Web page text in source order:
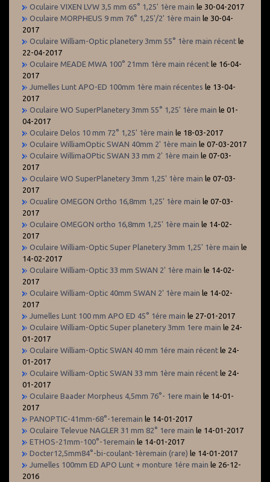
Oculaire VIXEN LVW 3,5 mm 65° 1,25' 1ère main le 30-04-2017
Oculaire MORPHEUS 9 mm 76° 1,25'/2' 1ère main le 30-04-
2017
Oculaire William-Optic planetery 3mm 55° 1ère main récent le
22-04-2017
Oculaire MEADE MWA 100° 21mm 1ère main récent le 16-04-
2017
Jumelles Lunt APO-ED 100mm 1ère main récentes le 13-04-
2017
Oculaire WO SuperPlanetery 3mm 55° 1,25' 1ère main le 01-
04-2017
Oculaire Delos 10 mm 72° 1,25' 1ère main le 18-03-2017
Oculaire WilliamOptic SWAN 40mm 2' 1ère main le 07-03-2017
Oculaire WillimaOPtic SWAN 33 mm 2' 1ère main le 07-03-
2017
Oculaire WO SuperPlanetery 3mm 1,25' 1ère main le 07-03-
2017
Ocualire OMEGON Ortho 16,8mm 1,25' 1ère main le 07-03-
2017
Oculaire OMEGON ortho 16,8mm 1,25' 1ère main le 14-02-
2017
Oculaire William-Optic Super Planetery 3mm 1,25' 1ère main le
14-02-2017
Oculaire William-Optic 33 mm SWAN 2' 1ère main le 14-02-
2017
Oculaire William-Optic 40mm SWAN 2' 1ère main le 14-02-
2017
Jumelles Lunt 100 mm APO ED 45° 1ére main le 27-01-2017
Oculaire William-Optic Super planetery 3mm 1ere main le 24-
01-2017
Oculaire William-Optic SWAN 40 mm 1ére main récent le 24-
01-2017
Oculaire William-Optic SWAN 33 mm 1ère main récent le 24-
01-2017
Oculaire Baader Morpheus 4,5mm 76°- 1ere main le 14-01-
2017
PANOPTIC-41mm-68°-1eremain le 14-01-2017
Oculaire Televue NAGLER 31 mm 82° 1ere main le 14-01-2017
ETHOS-21mm-100°-1eremain le 14-01-2017
Docter12,5mm84°-bi-coulant-1èremain (rare) le 14-01-2017
Jumelles 100mm ED APO Lunt + monture 1ére main le 26-12-
2016